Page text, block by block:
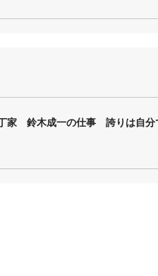
家 鈴木成一の仕事 誇りは自分